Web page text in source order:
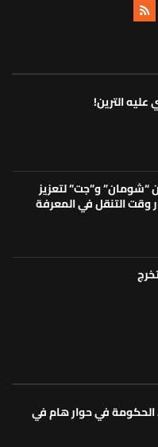
عليه الترين!
“شومان” و”جت” لتعزيز
وقت التنقل في المعرفة
في حوار هام في